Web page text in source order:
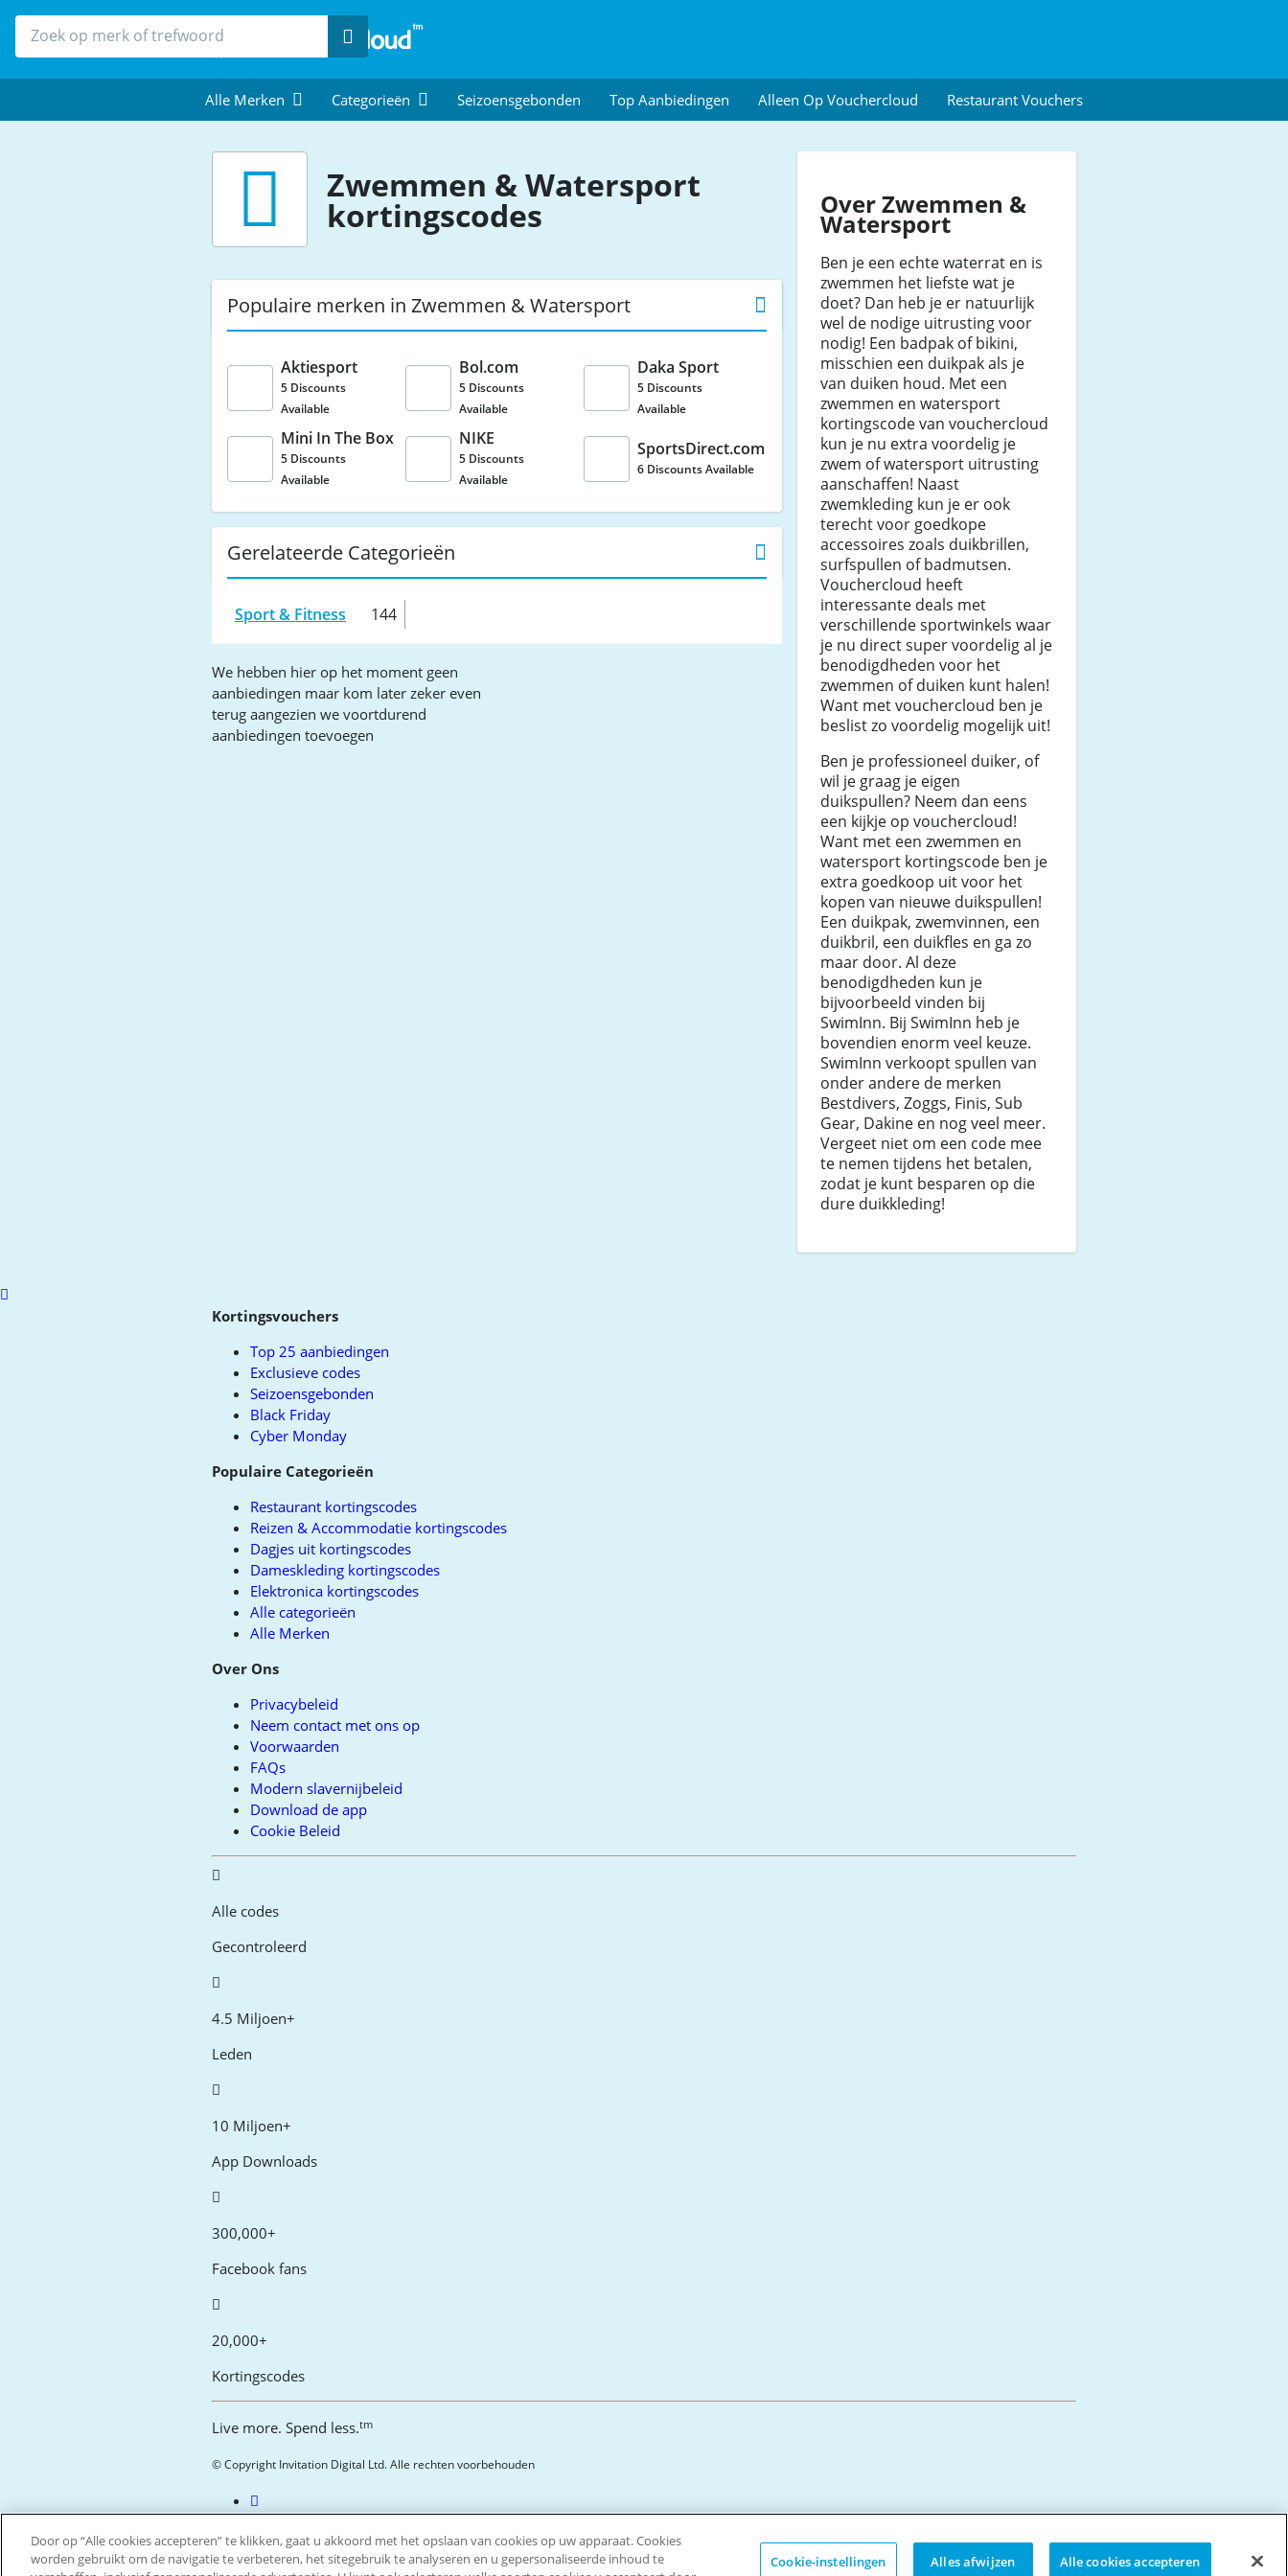
Zoek
Alle Merken Categorieën Seizoensgebonden Top Aanbiedingen Alleen Op Vouchercloud Restaurant Vouchers
Zwemmen & Watersport
kortingscodes
Populaire merken in Zwemmen & Watersport
Aktiesport
5 Discounts
Available
Bol.com
5 Discounts
Available
Daka Sport
5 Discounts
Available
Mini In The Box
5 Discounts
Available
NIKE
5 Discounts
Available
SportsDirect.com
6 Discounts Available
Gerelateerde Categorieën
Sport & Fitness 144
We hebben hier op het moment geen
aanbiedingen maar kom later zeker even
terug aangezien we voortdurend
aanbiedingen toevoegen
Over Zwemmen &
Watersport
Ben je een echte waterrat en is
zwemmen het liefste wat je
doet? Dan heb je er natuurlijk
wel de nodige uitrusting voor
nodig! Een badpak of bikini,
misschien een duikpak als je
van duiken houd. Met een
zwemmen en watersport
kortingscode van vouchercloud
kun je nu extra voordelig je
zwem of watersport uitrusting
aanschaffen! Naast
zwemkleding kun je er ook
terecht voor goedkope
accessoires zoals duikbrillen,
surfspullen of badmutsen.
Vouchercloud heeft
interessante deals met
verschillende sportwinkels waar
je nu direct super voordelig al je
benodigdheden voor het
zwemmen of duiken kunt halen!
Want met vouchercloud ben je
beslist zo voordelig mogelijk uit!
Ben je professioneel duiker, of
wil je graag je eigen
duikspullen? Neem dan eens
een kijkje op vouchercloud!
Want met een zwemmen en
watersport kortingscode ben je
extra goedkoop uit voor het
kopen van nieuwe duikspullen!
Een duikpak, zwemvinnen, een
duikbril, een duikfles en ga zo
maar door. Al deze
benodigdheden kun je
bijvoorbeeld vinden bij
SwimInn. Bij SwimInn heb je
bovendien enorm veel keuze.
SwimInn verkoopt spullen van
onder andere de merken
Bestdivers, Zoggs, Finis, Sub
Gear, Dakine en nog veel meer.
Vergeet niet om een code mee
te nemen tijdens het betalen,
zodat je kunt besparen op die
dure duikkleding!
Scroll
Kortingsvouchers
Top 25 aanbiedingen
Exclusieve codes
Seizoensgebonden
Black Friday
Cyber Monday
Populaire Categorieën
Restaurant kortingscodes
Reizen & Accommodatie kortingscodes
Dagjes uit kortingscodes
Dameskleding kortingscodes
Elektronica kortingscodes
Alle categorieën
Alle Merken
Over Ons
Privacybeleid
Neem contact met ons op
Voorwaarden
FAQs
Modern slavernijbeleid
Download de app
Cookie Beleid
Alle codes
Gecontroleerd
4.5 Miljoen+
Leden
10 Miljoen+
App Downloads
300,000+
Facebook fans
20,000+
Kortingscodes
Live more. Spend less.tm
© Copyright Invitation Digital Ltd. Alle rechten voorbehouden
Door op “Alle cookies accepteren” te klikken, gaat u akkoord met het opslaan van cookies op uw apparaat. Cookies
worden gebruikt om de navigatie te verbeteren, het sitegebruik te analyseren en u gepersonaliseerde inhoud te
Cookie-instellingen Alles afwijzen Alle cookies accepteren